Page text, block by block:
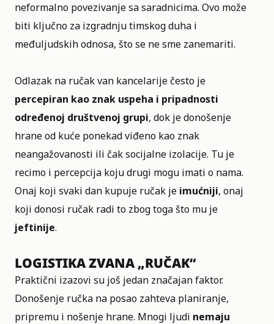
neformalno povezivanje sa saradnicima. Ovo može
biti ključno za izgradnju timskog duha i
međuljudskih odnosa, što se ne sme zanemariti.
Odlazak na ručak van kancelarije često je
percepiran kao znak uspeha i pripadnosti
određenoj društvenoj grupi, dok je donošenje
hrane od kuće ponekad viđeno kao znak
neangažovanosti ili čak socijalne izolacije. Tu je
recimo i percepcija koju drugi mogu imati o nama.
Onaj koji svaki dan kupuje ručak je imućniji, onaj
koji donosi ručak radi to zbog toga što mu je
jeftinije.
LOGISTIKA ZVANA „RUČAK“
Praktični izazovi su još jedan značajan faktor.
Donošenje ručka na posao zahteva planiranje,
pripremu i nošenje hrane. Mnogi ljudi nemaju